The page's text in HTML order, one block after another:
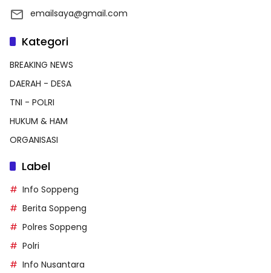
emailsaya@gmail.com
Kategori
BREAKING NEWS
DAERAH - DESA
TNI - POLRI
HUKUM & HAM
ORGANISASI
Label
Info Soppeng
Berita Soppeng
Polres Soppeng
Polri
Info Nusantara